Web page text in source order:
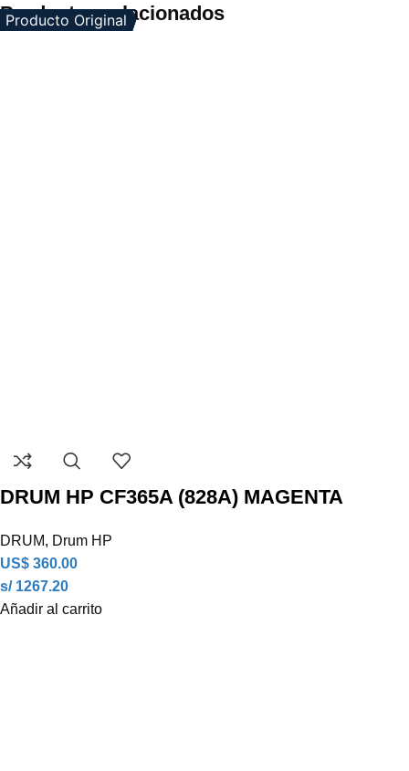
Productos relacionados
Producto Original
DRUM HP CF365A (828A) MAGENTA
DRUM, Drum HP
US$ 360.00
s/ 1267.20
Añadir al carrito
En Oferta
Producto Original
En Oferta
Producto Original
Producto Original
Producto Original
Producto Original